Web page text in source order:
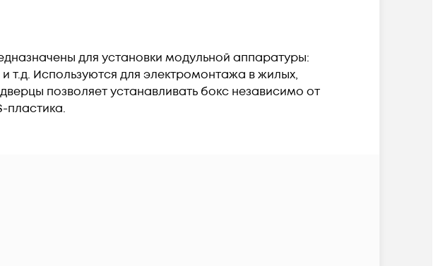
для установки модульной аппаратуры:
т.д. Используются для электромонтажа в жилых,
позволяет устанавливать бокс независимо от
пластика.